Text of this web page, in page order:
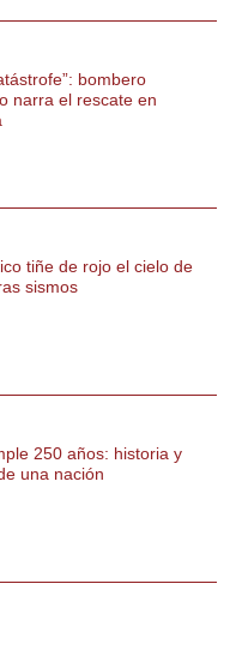
bombero
narra el rescate en
tiñe de rojo el cielo de
sismos
250 años: historia y
una nación